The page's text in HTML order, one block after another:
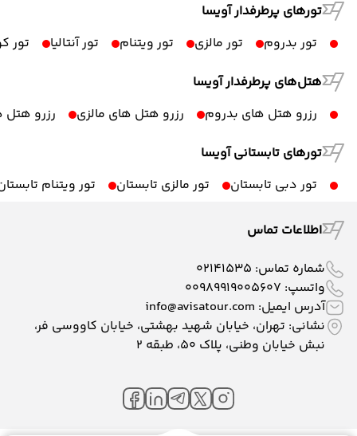
تورهای پرطرفدار آویسا
تور بدروم
تور مالزی تور ویتنام تور آنتالیا
تور
هتل‌های پرطرفدار آویسا
رزرو هتل های بدروم
رزرو هتل های مالزی
رزرو هتل
تورهای تابستانی آویسا
تور دبی تابستان
تور مالزی تابستان تور ویتنام
اطلاعات تماس
شماره تماس: 02141535
واتسپ: 00989919005607
آدرس ایمیل: info@avisatour.com
نشانی: تهران، خیابان شهید بهشتی، خیابان کاووسی فر،
نبش خیابان وطنی، پلاک ۵۰، طبقه 2